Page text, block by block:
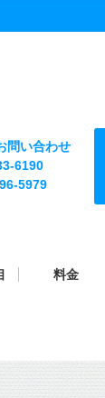
問い合わせ
6190
5979
料金